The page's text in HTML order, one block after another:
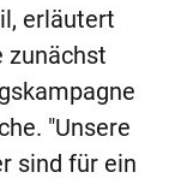
erläutert
zunächst
"Unsere
sind für ein